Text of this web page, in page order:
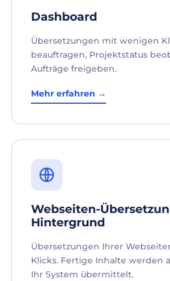
Dashboard
Übersetzungen mit wenigen
beauftragen, Projektstatus
Aufträge freigeben.
Mehr erfahren →
Webseiten-
Hintergrund
Übersetzungen Ihrer
Klicks. Fertige Inhalte werden
Ihr System übermittelt.